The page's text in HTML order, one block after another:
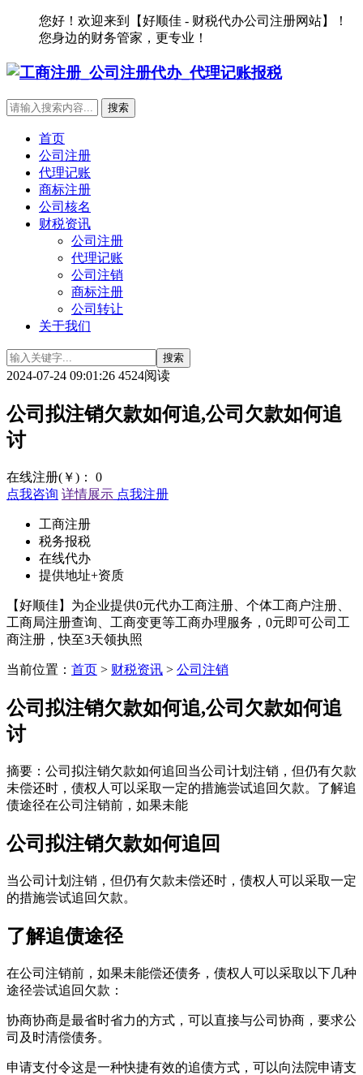
您好！欢迎来到【好顺佳 - 财税代办公司注册网站】！
您身边的财务管家，更专业！
首页
公司注册
代理记账
商标注册
公司核名
财税资讯
公司注册
代理记账
公司注销
商标注册
公司转让
关于我们
2024-07-24 09:01:26 4524阅读
公司拟注销欠款如何追,公司欠款如何追
讨
在线注册(￥)：
0
点我咨询 详情展示 点我注册
工商注册
税务报税
在线代办
提供地址+资质
【好顺佳】为企业提供0元代办工商注册、个体工商户注册、
工商局注册查询、工商变更等工商办理服务，0元即可公司工
商注册，快至3天领执照
当前位置： 首页 > 财税资讯 > 公司注销
公司拟注销欠款如何追,公司欠款如何追
讨
摘要：公司拟注销欠款如何追回当公司计划注销，但仍有欠款
未偿还时，债权人可以采取一定的措施尝试追回欠款。了解追
债途径在公司注销前，如果未能
公司拟注销欠款如何追回
当公司计划注销，但仍有欠款未偿还时，债权人可以采取一定
的措施尝试追回欠款。
了解追债途径
在公司注销前，如果未能偿还债务，债权人可以采取以下几种
途径尝试追回欠款：
协商协商是最省时省力的方式，可以直接与公司协商，要求公
司及时清偿债务。
申请支付令这是一种快捷有效的追债方式，可以向法院申请支